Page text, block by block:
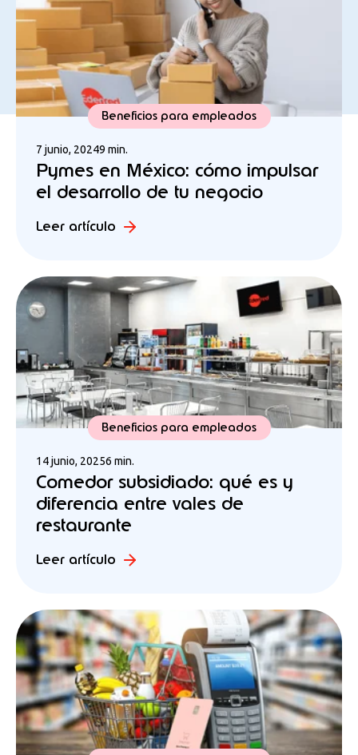
Beneficios para empleados
7 junio, 20249 min.
Pymes en México: cómo impulsar
el desarrollo de tu negocio
Leer artículo
Beneficios para empleados
14 junio, 20256 min.
Comedor subsidiado: qué es y
diferencia entre vales de
restaurante
Leer artículo